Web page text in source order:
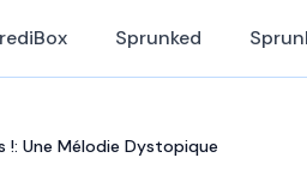
Sprunked
!: Une Mélodie Dystopique